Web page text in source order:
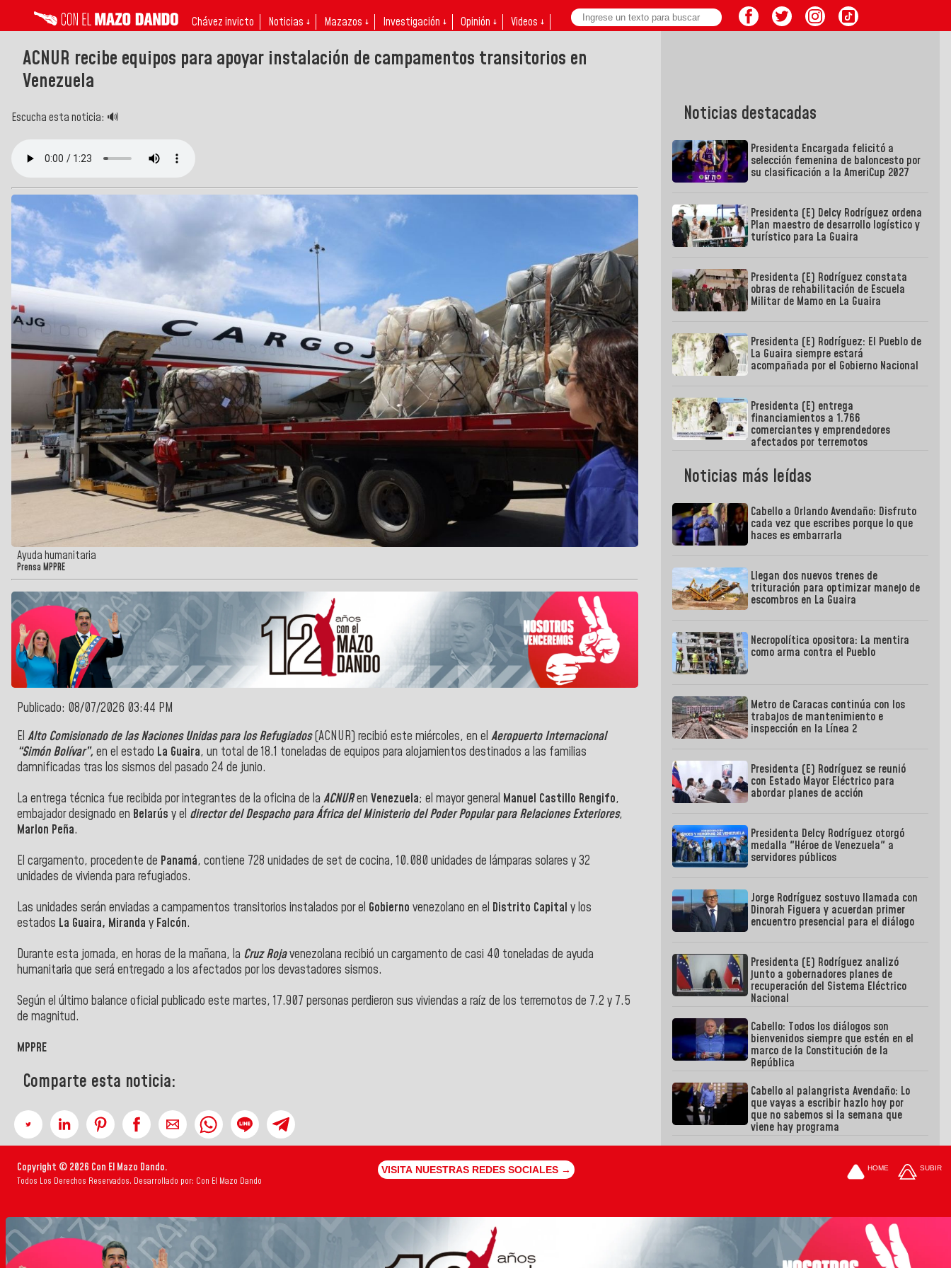
Chávez invicto Noticias ↓ Mazazos ↓ Investigación ↓ Opinión ↓ Videos ↓
ACNUR recibe equipos para apoyar instalación de campamentos transitorios en
Venezuela
Escucha esta noticia: 🔊
Ayuda humanitaria
Prensa MPPRE
Publicado: 08/07/2026 03:44 PM
El Alto Comisionado de las Naciones Unidas para los Refugiados(ACNUR) recibió este miércoles, en el Aeropuerto Internacional
“Simón Bolívar”, en el estado La Guaira, un total de 18.1 toneladas de equipos para alojamientos destinados a las familias
damnificadas tras los sismos del pasado 24 de junio.
La entrega técnica fue recibida por integrantes de la oficina de la ACNURen Venezuela; el mayor general Manuel Castillo Rengifo,
embajador designado en Belarús y el director del Despacho para África del Ministerio del Poder Popular para Relaciones Exteriores,
Marlon Peña.
El cargamento, procedente de Panamá, contiene 728 unidades de set de cocina, 10.080 unidades de lámparas solares y 32
unidades de vivienda para refugiados.
Las unidades serán enviadas a campamentos transitorios instalados por el Gobierno venezolano en el Distrito Capital y los
estados La Guaira, Miranda y Falcón.
Durante esta jornada, en horas de la mañana, la Cruz Rojavenezolana recibió un cargamento de casi 40 toneladas de ayuda
humanitaria que será entregado a los afectados por los devastadores sismos.
Según el último balance oficial publicado este martes, 17.907 personas perdieron sus viviendas a raíz de los terremotos de 7.2 y 7.5
de magnitud.
MPPRE
Comparte esta noticia:
Noticias destacadas
Presidenta Encargada felicitó a
selección femenina de baloncesto por
su clasificación a la AmeriCup 2027
Presidenta (E) Delcy Rodríguez ordena
Plan maestro de desarrollo logístico y
turístico para La Guaira
Presidenta (E) Rodríguez constata
obras de rehabilitación de Escuela
Militar de Mamo en La Guaira
Presidenta (E) Rodríguez: El Pueblo de
La Guaira siempre estará
acompañada por el Gobierno Nacional
Presidenta (E) entrega
financiamientos a 1.766
comerciantes y emprendedores
afectados por terremotos
Noticias más leídas
Cabello a Orlando Avendaño: Disfruto
cada vez que escribes porque lo que
haces es embarrarla
Llegan dos nuevos trenes de
trituración para optimizar manejo de
escombros en La Guaira
Necropolítica opositora: La mentira
como arma contra el Pueblo
Metro de Caracas continúa con los
trabajos de mantenimiento e
inspección en la Línea 2
Presidenta (E) Rodríguez se reunió
con Estado Mayor Eléctrico para
abordar planes de acción
Presidenta Delcy Rodríguez otorgó
medalla "Héroe de Venezuela" a
servidores públicos
Jorge Rodríguez sostuvo llamada con
Dinorah Figuera y acuerdan primer
encuentro presencial para el diálogo
Presidenta (E) Rodríguez analizó
junto a gobernadores planes de
recuperación del Sistema Eléctrico
Nacional
Cabello: Todos los diálogos son
bienvenidos siempre que estén en el
marco de la Constitución de la
República
Cabello al palangrista Avendaño: Lo
que vayas a escribir hazlo hoy por
que no sabemos si la semana que
viene hay programa
Copyright © 2026 Con El Mazo Dando.
Todos Los Derechos Reservados. Desarrollado por: Con El Mazo Dando
VISITA NUESTRAS REDES SOCIALES → HOME SUBIR